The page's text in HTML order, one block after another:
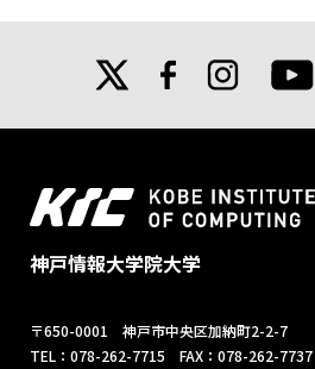
facebookinstagram
神戸情報大学院大学
〒650-0001 神戸市中央区加納町2-2-7
TEL：078-262-7715 FAX：078-262-7737